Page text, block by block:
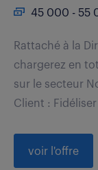
45 000 - 55
Rattaché à la
chargerez en
sur le secteur
Client :
voir l'offre